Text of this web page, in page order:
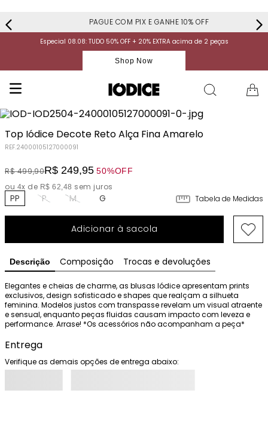
PAGUE COM PIX E GANHE 10% OFF
Especial 08.08: TUDO 50% OFF + 20% EXTRA acima de 2 peças
Shop Now
Top Iódice Decote Reto Alça Fina Amarelo
REF.24000105127000091
R$ 499,90R$ 249,95 50%OFF
ou 4x de R$ 62,48 sem juros
PP P M G Tabela de Medidas
Adicionar à sacola
Descrição Composição Trocas e devoluções
Elegantes e cheias de charme, as blusas Iódice apresentam prints
exclusivos, design sofisticado e shapes que realçam a silhueta
feminina. Modelos justos com transpasse revelam um visual atraente
e sensual, enquanto peças fluidas causam impacto com leveza e
performance. Arrase! *Os acessórios não acompanham a peça*
Entrega
Verifique as demais opções de entrega abaixo: